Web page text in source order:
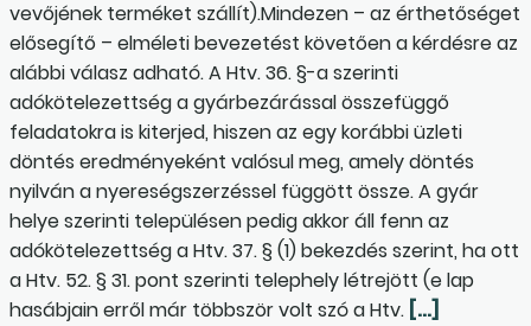
vevőjének terméket szállít).Mindezen – az érthetőséget
elősegítő – elméleti bevezetést követően a kérdésre az
alábbi válasz adható. A Htv. 36. §-a szerinti
adókötelezettség a gyárbezárással összefüggő
feladatokra is kiterjed, hiszen az egy korábbi üzleti
döntés eredményeként valósul meg, amely döntés
nyilván a nyereségszerzéssel függött össze. A gyár
helye szerinti településen pedig akkor áll fenn az
adókötelezettség a Htv. 37. § (1) bekezdés szerint, ha ott
a Htv. 52. § 31. pont szerinti telephely létrejött (e lap
hasábjain erről már többször volt szó a Htv. […]